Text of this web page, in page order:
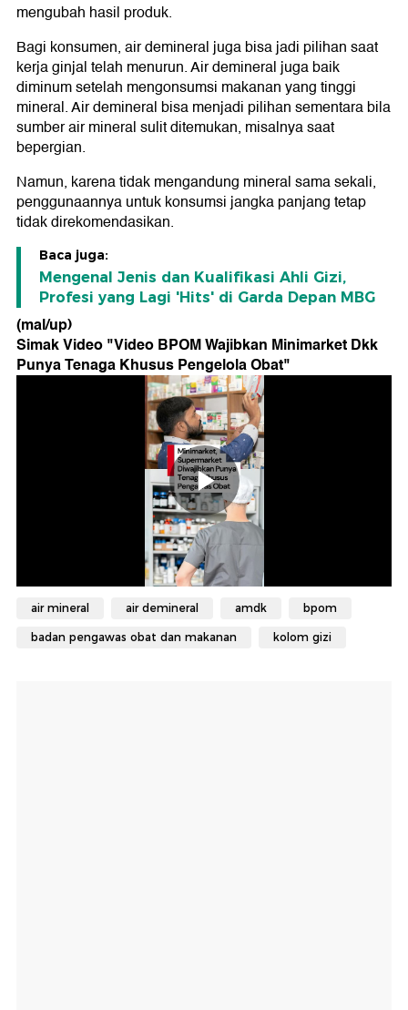
mengubah hasil produk.
Bagi konsumen, air demineral juga bisa jadi pilihan saat
kerja ginjal telah menurun. Air demineral juga baik
diminum setelah mengonsumsi makanan yang tinggi
mineral. Air demineral bisa menjadi pilihan sementara bila
sumber air mineral sulit ditemukan, misalnya saat
bepergian.
Namun, karena tidak mengandung mineral sama sekali,
penggunaannya untuk konsumsi jangka panjang tetap
tidak direkomendasikan.
Baca juga:
Mengenal Jenis dan Kualifikasi Ahli Gizi,
Profesi yang Lagi 'Hits' di Garda Depan MBG
(mal/up)
Simak Video "Video BPOM Wajibkan Minimarket Dkk
Punya Tenaga Khusus Pengelola Obat"
air mineral air demineral amdk bpom
badan pengawas obat dan makanan kolom gizi